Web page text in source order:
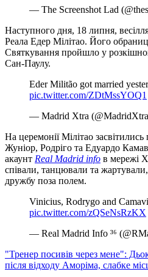
— The Screenshot Lad
Наступного дня, 18 липня,
Реала Едер Мілітао. Його
Святкування пройшло у
Сан-Паулу.
Eder Militão got married
pic.twitter.com/ZDtMssYOQ1
— Madrid Xtra
На церемонії Мілітао
Жуніор, Родріго та Едуардо
акаунт Real Madrid info в мережі
співали, танцювали та
дружбу поза полем.
Vinicius, Rodrygo and
pic.twitter.com/zQSeNsRzKX
— Real Madrid Info ³⁶
"Тренер посивів через мене":
після відходу Аморіма, слабке